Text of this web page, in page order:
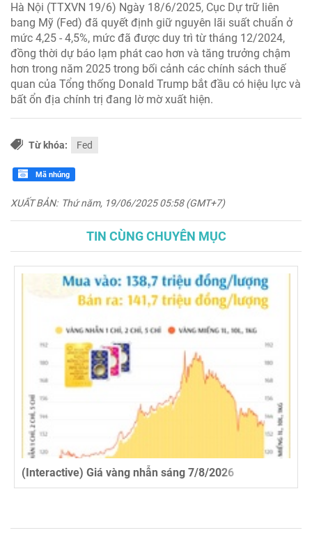
Hà Nội (TTXVN 19/6) Ngày 18/6/2025, Cục Dự trữ liên
bang Mỹ (Fed) đã quyết định giữ nguyên lãi suất chuẩn ở
mức 4,25 - 4,5%, mức đã được duy trì từ tháng 12/2024,
đồng thời dự báo lạm phát cao hơn và tăng trưởng chậm
hơn trong năm 2025 trong bối cảnh các chính sách thuế
quan của Tổng thống Donald Trump bắt đầu có hiệu lực và
bất ổn địa chính trị đang lờ mờ xuất hiện.
Từ khóa: Fed
Mã nhúng
XUẤT BẢN: Thứ năm, 19/06/2025 05:58 (GMT+7)
TIN CÙNG CHUYÊN MỤC
(Interactive) Giá vàng nhẫn sáng 7/8/2026